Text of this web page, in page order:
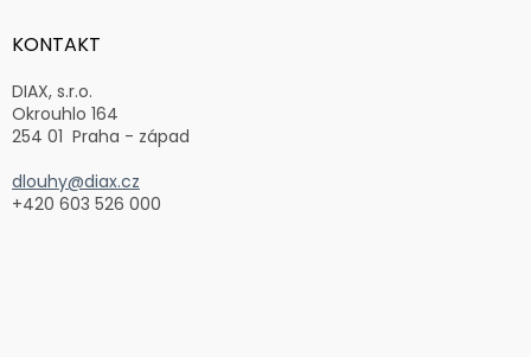
aKONTAKT
DIAX, s.r.o.
Okrouhlo 164
254 01 Praha - západ
dlouhy@diax.cz
+420 603 526 000